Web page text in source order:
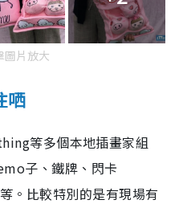
圖片放大
哂
等多個本地插畫家組
子、鐵牌、閃卡
。比較特別的是有現場有